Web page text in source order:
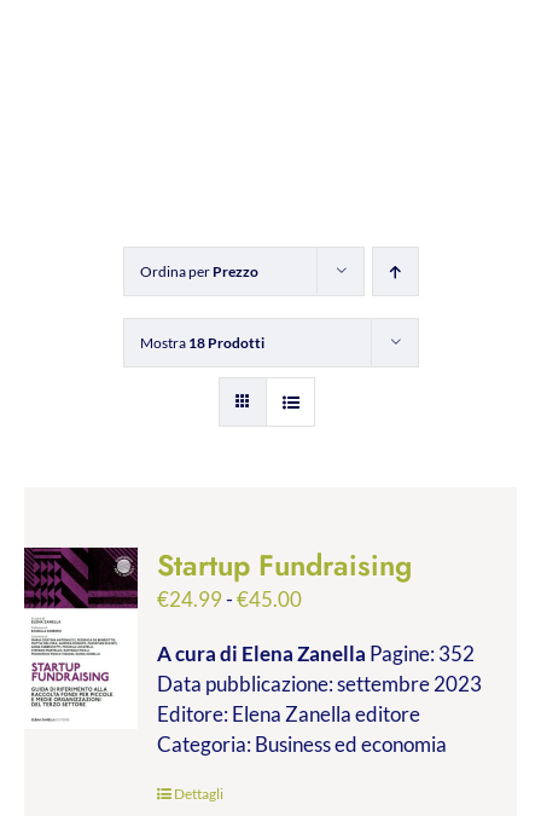
Ordina per Prezzo
Mostra 18 Prodotti
Startup Fundraising
€24.99-€45.00Fascia
prezzo:
da
€24.99
a
A cura di Elena Zanella Pagine: 352
Data pubblicazione: settembre 2023
Editore: Elena Zanella editore
Categoria: Business ed economia
Dettagli